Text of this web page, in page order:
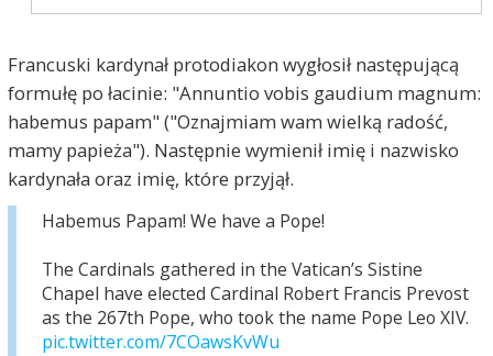
Francuski kardynał protodiakon wygłosił następującą
formułę po łacinie: "Annuntio vobis gaudium magnum:
habemus papam" ("Oznajmiam wam wielką radość,
mamy papieża"). Następnie wymienił imię i nazwisko
kardynała oraz imię, które przyjął.
Habemus Papam! We have a Pope!
The Cardinals gathered in the Vatican’s Sistine
Chapel have elected Cardinal Robert Francis Prevost
as the 267th Pope, who took the name Pope Leo XIV.
pic.twitter.com/7COawsKvWu